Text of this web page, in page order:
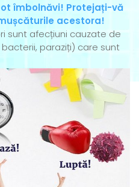
îmbolnăvi! Protejați-vă
acestora!
sunt afecțiuni cauzate de
paraziți) care sunt